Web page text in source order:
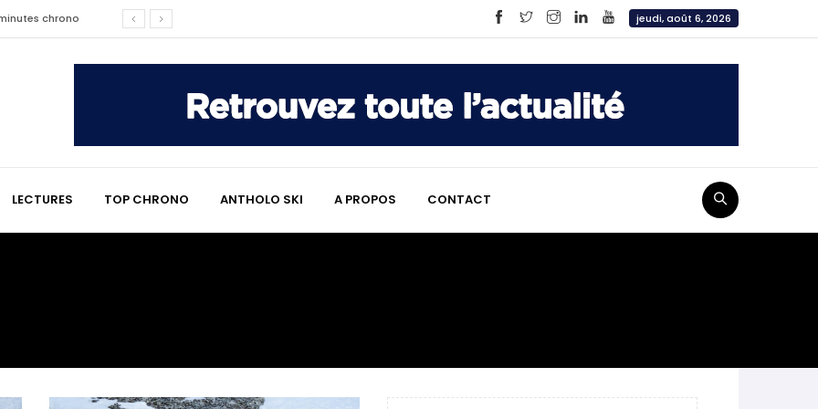
chrono
le témoignage émouvant de
chrono
jeudi, août 6, 2026
LECTURES TOP CHRONO ANTHOLO SKI A PROPOS CONTACT